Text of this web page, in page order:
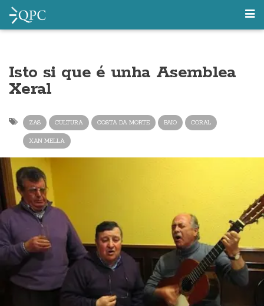
Isto si que é unha Asemblea
Xeral
ZAS CULTURA COSTA DA MORTE BAIO CORAL
XAN MELLA